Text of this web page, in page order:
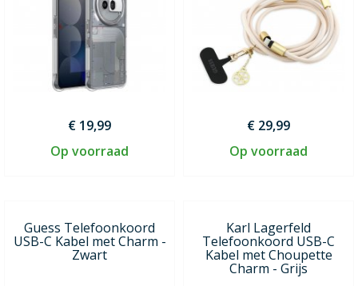
€ 19,99
Op voorraad
€ 29,99
Op voorraad
Guess Telefoonkoord
USB-C Kabel met Charm -
Zwart
Karl Lagerfeld
Telefoonkoord USB-C
Kabel met Choupette
Charm - Grijs